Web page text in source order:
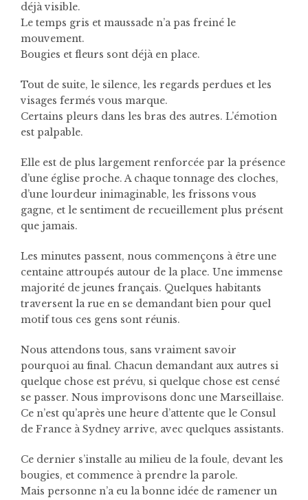
déjà visible.
Le temps gris et maussade n’a pas freiné le
mouvement.
Bougies et fleurs sont déjà en place.
Tout de suite, le silence, les regards perdues et les
visages fermés vous marque.
Certains pleurs dans les bras des autres. L’émotion
est palpable.
Elle est de plus largement renforcée par la présence
d’une église proche. A chaque tonnage des cloches,
d’une lourdeur inimaginable, les frissons vous
gagne, et le sentiment de recueillement plus présent
que jamais.
Les minutes passent, nous commençons à être une
centaine attroupés autour de la place. Une immense
majorité de jeunes français. Quelques habitants
traversent la rue en se demandant bien pour quel
motif tous ces gens sont réunis.
Nous attendons tous, sans vraiment savoir
pourquoi au final. Chacun demandant aux autres si
quelque chose est prévu, si quelque chose est censé
se passer. Nous improvisons donc une Marseillaise.
Ce n’est qu’après une heure d’attente que le Consul
de France à Sydney arrive, avec quelques assistants.
Ce dernier s’installe au milieu de la foule, devant les
bougies, et commence à prendre la parole.
Mais personne n’a eu la bonne idée de ramener un